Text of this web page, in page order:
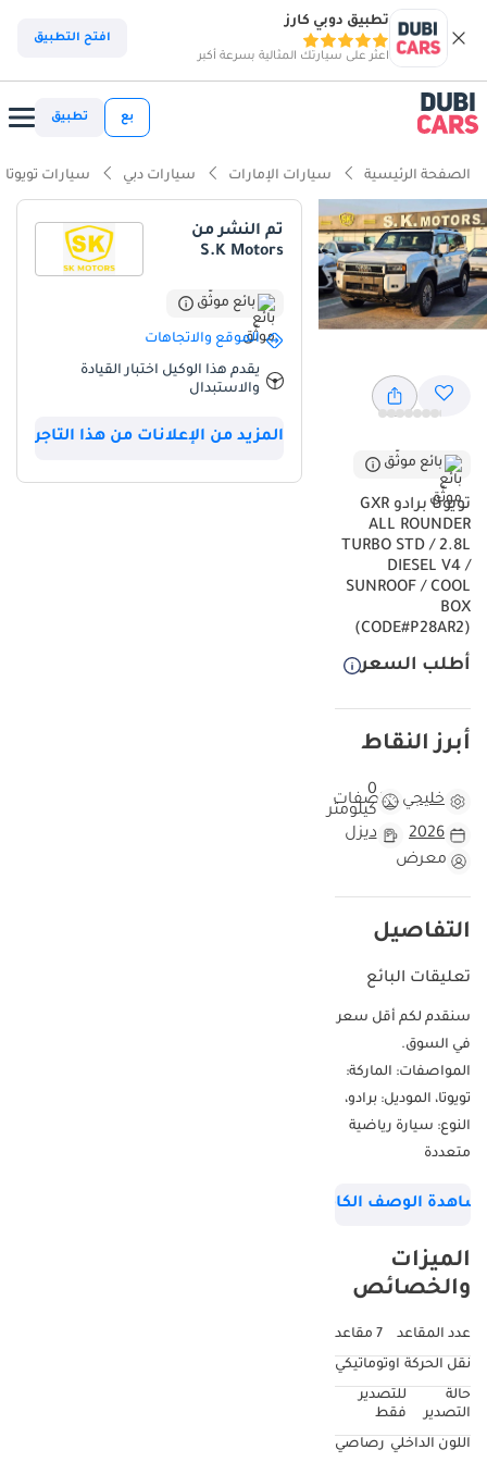
تطبيق دوبي كارز
اعثر على سيارتك المثالية بسرعة أكبر
افتح التطبيق
بع تطبيق
الصفحة الرئيسية سيارات الإمارات سيارات دبي سيارات تويوتا
بائع موثّق
تويوتا برادو GXR
ALL ROUNDER
TURBO STD / 2.8L
DIESEL V4 /
SUNROOF / COOL
BOX
(CODE#P28AR2)
أطلب السعر
أبرز النقاط
خليجي مواصفات
0
كيلومتر
2026
ديزل
معرض
التفاصيل
تعليقات البائع
سنقدم لكم أقل سعر
في السوق.
المواصفات: الماركة:
تويوتا، الموديل: برادو،
النوع: سيارة رياضية
متعددة
أوفر، المحرك: 2.8 لتر،
اسمي محمد نعمان،
التفاصيل، يرجى
الاتصال أو مراسلتنا
إس كي موتورز ذ.م.م.
الوصف الكامل
الميزات
والخصائص
عدد المقاعد
7 مقاعد
نقل الحركة اوتوماتيكي
حالة
التصدير
للتصدير
فقط
اللون الداخلي رصاصي
تم النشر من
S.K Motors
بائع موثّق
الموقع والاتجاهات
يقدم هذا الوكيل اختبار القيادة
والاستبدال
المزيد من الإعلانات من هذا التاجر